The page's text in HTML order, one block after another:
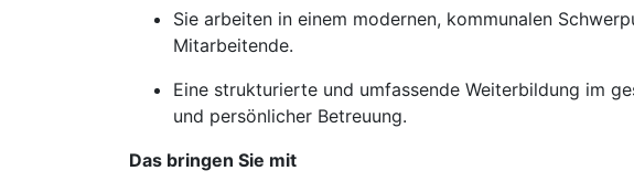
Sie arbeiten in einem modernen, kommunalen
Mitarbeitende.
Eine strukturierte und umfassende Weiterbildung im
und persönlicher Betreuung.
Das bringen Sie mit